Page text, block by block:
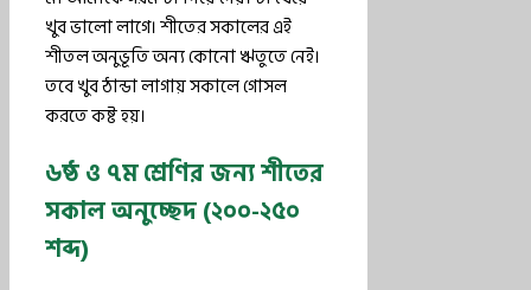
খুব ভালো লাগে। শীতের সকালের এই
শীতল অনুভূতি অন্য কোনো ঋতুতে নেই।
তবে খুব ঠান্ডা লাগায় সকালে গোসল
করতে কষ্ট হয়।
৬ষ্ঠ ও ৭ম শ্রেণির জন্য শীতের
সকাল অনুচ্ছেদ (২০০-২৫০
শব্দ)